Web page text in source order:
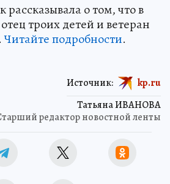
о том, что в
троих детей и ветеран
Читайте подробности.
Татьяна ИВАНОВА
редактор новостной ленты
Источник: kp.ru